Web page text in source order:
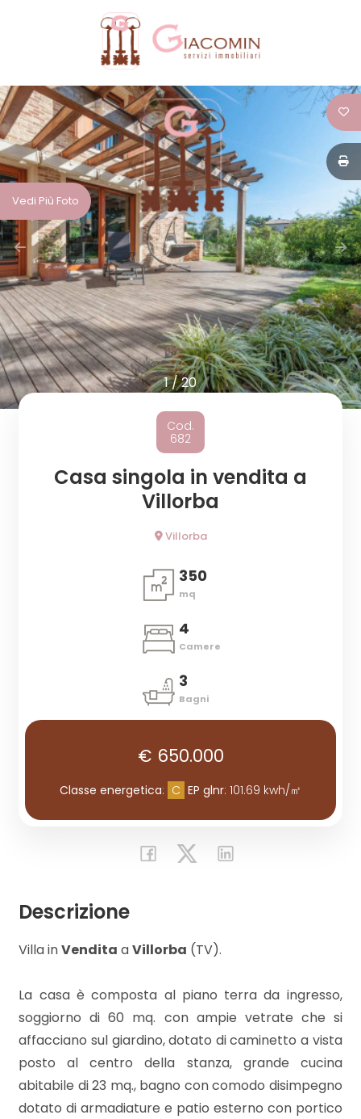
1/20
Vedi Più Foto
Cod.
682
Casa singola in vendita a
Villorba
Villorba
350
mq
4
Camere
3
Bagni
€ 650.000
Classe energetica: C EP glnr: 101.69 kwh/㎡
Descrizione
Villa inVendita aVillorba (TV).
La casa è composta al piano terra da ingresso,
soggiorno di 60 mq. con ampie vetrate che si
affacciano sul giardino, dotato di caminetto a vista
posto al centro della stanza, grande cucina
abitabile di 23 mq., bagno con comodo disimpegno
dotato di armadiature e patio esterno con portico
CHI
SIAMO
IMMOBILI
SERVIZI
CONTATTI
Contratto
Qualsiasi
Vendita
Affitto
Scegli
dove
cercare
Residenziali
Prezzo
Totale
mq